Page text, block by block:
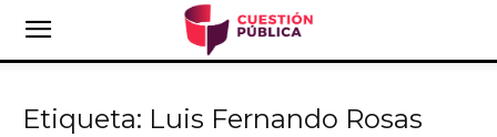
Etiqueta: Luis Fernando Rosas